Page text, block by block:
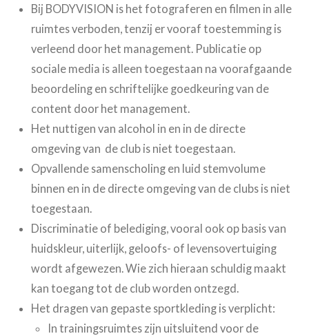
Bij BODYVISION is het fotograferen en filmen in alle
ruimtes verboden, tenzij er vooraf toestemming is
verleend door het management. Publicatie op
sociale media is alleen toegestaan na voorafgaande
beoordeling en schriftelijke goedkeuring van de
content door het management.
Het nuttigen van alcohol in en in de directe
omgeving van de club is niet toegestaan.
Opvallende samenscholing en luid stemvolume
binnen en in de directe omgeving van de clubs is niet
toegestaan.
Discriminatie of belediging, vooral ook op basis van
huidskleur, uiterlijk, geloofs- of levensovertuiging
wordt afgewezen. Wie zich hieraan schuldig maakt
kan toegang tot de club worden ontzegd.
Het dragen van gepaste sportkleding is verplicht:
In trainingsruimtes zijn uitsluitend voor de